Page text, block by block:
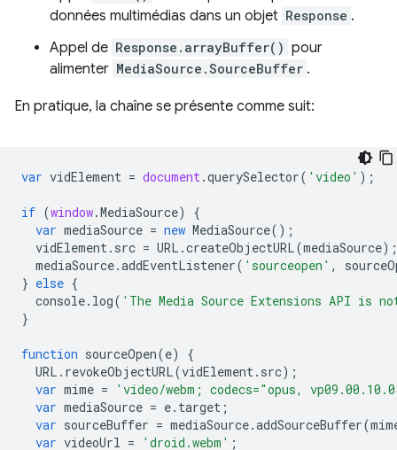
données multimédias dans un objet Response .
Appel de Response.arrayBuffer() pour
alimenter MediaSource.SourceBuffer .
En pratique, la chaîne se présente comme suit:
var vidElement = document.querySelector( 'video' );
if (window.MediaSource)
{
var mediaSource = new MediaSource();
vidElement. src = URL .createObjectURL(mediaSource);
mediaSource.addEventListener( 'sourceopen' ,
} else {
console. log( 'The Media Source Extensions API is
}
function sourceOpen(e)
{
URL . revokeObjectURL(vidElement. src);
var mime =
'video/webm; codecs="opus,
var mediaSource = e. target ;
var sourceBuffer = mediaSource.addSourceBuffer(
var videoUrl = 'droid.webm' ;